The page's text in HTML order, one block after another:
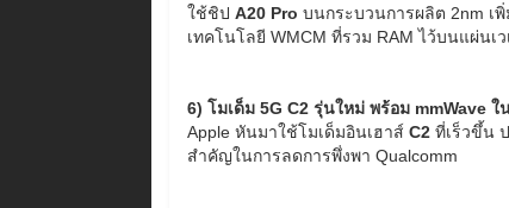
ใช้ชิป A20 Pro บนกระบวนการผลิต 2nm เ
เทคโนโลยี WMCM ที่รวม RAM ไว้บนแผ่นเ
6) โมเด็ม 5G C2 รุ่นใหม่ พร้อม mmWave ใ
Apple หันมาใช้โมเด็มอินเฮาส์ C2 ที่เร็วขึ้น
สำคัญในการลดการพึ่งพา Qualcomm